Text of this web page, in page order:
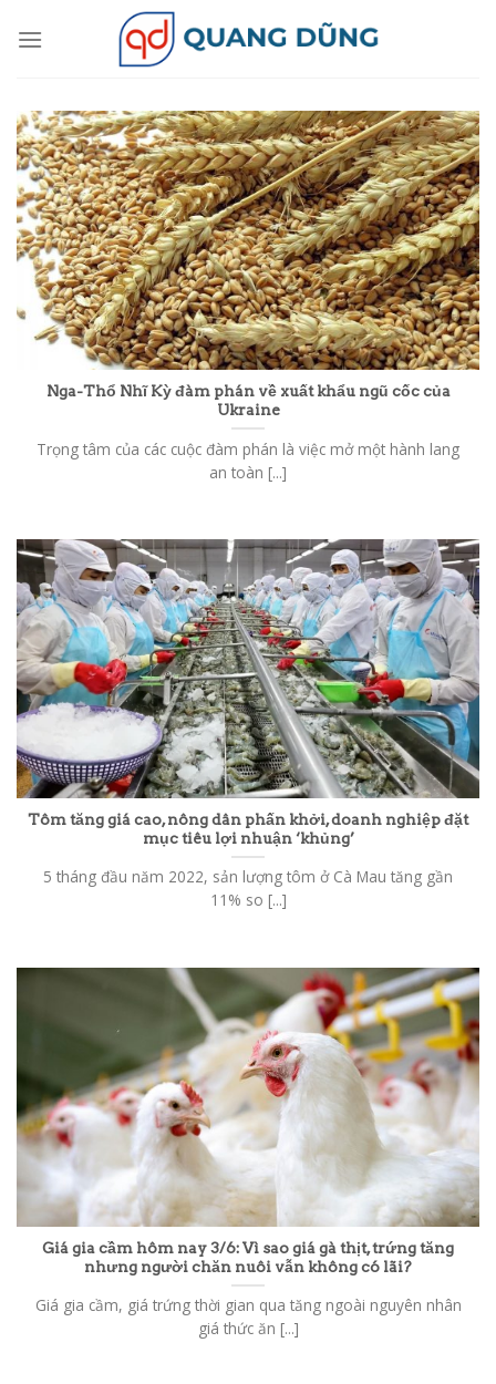
Nga-Thổ Nhĩ Kỳ đàm phán về xuất khẩu ngũ cốc của
Ukraine
Trọng tâm của các cuộc đàm phán là việc mở một hành lang
an toàn [...]
Tôm tăng giá cao, nông dân phấn khởi, doanh nghiệp đặt
mục tiêu lợi nhuận ‘khủng’
5 tháng đầu năm 2022, sản lượng tôm ở Cà Mau tăng gần
11% so [...]
Giá gia cầm hôm nay 3/6: Vì sao giá gà thịt, trứng tăng
nhưng người chăn nuôi vẫn không có lãi?
Giá gia cầm, giá trứng thời gian qua tăng ngoài nguyên nhân
giá thức ăn [...]